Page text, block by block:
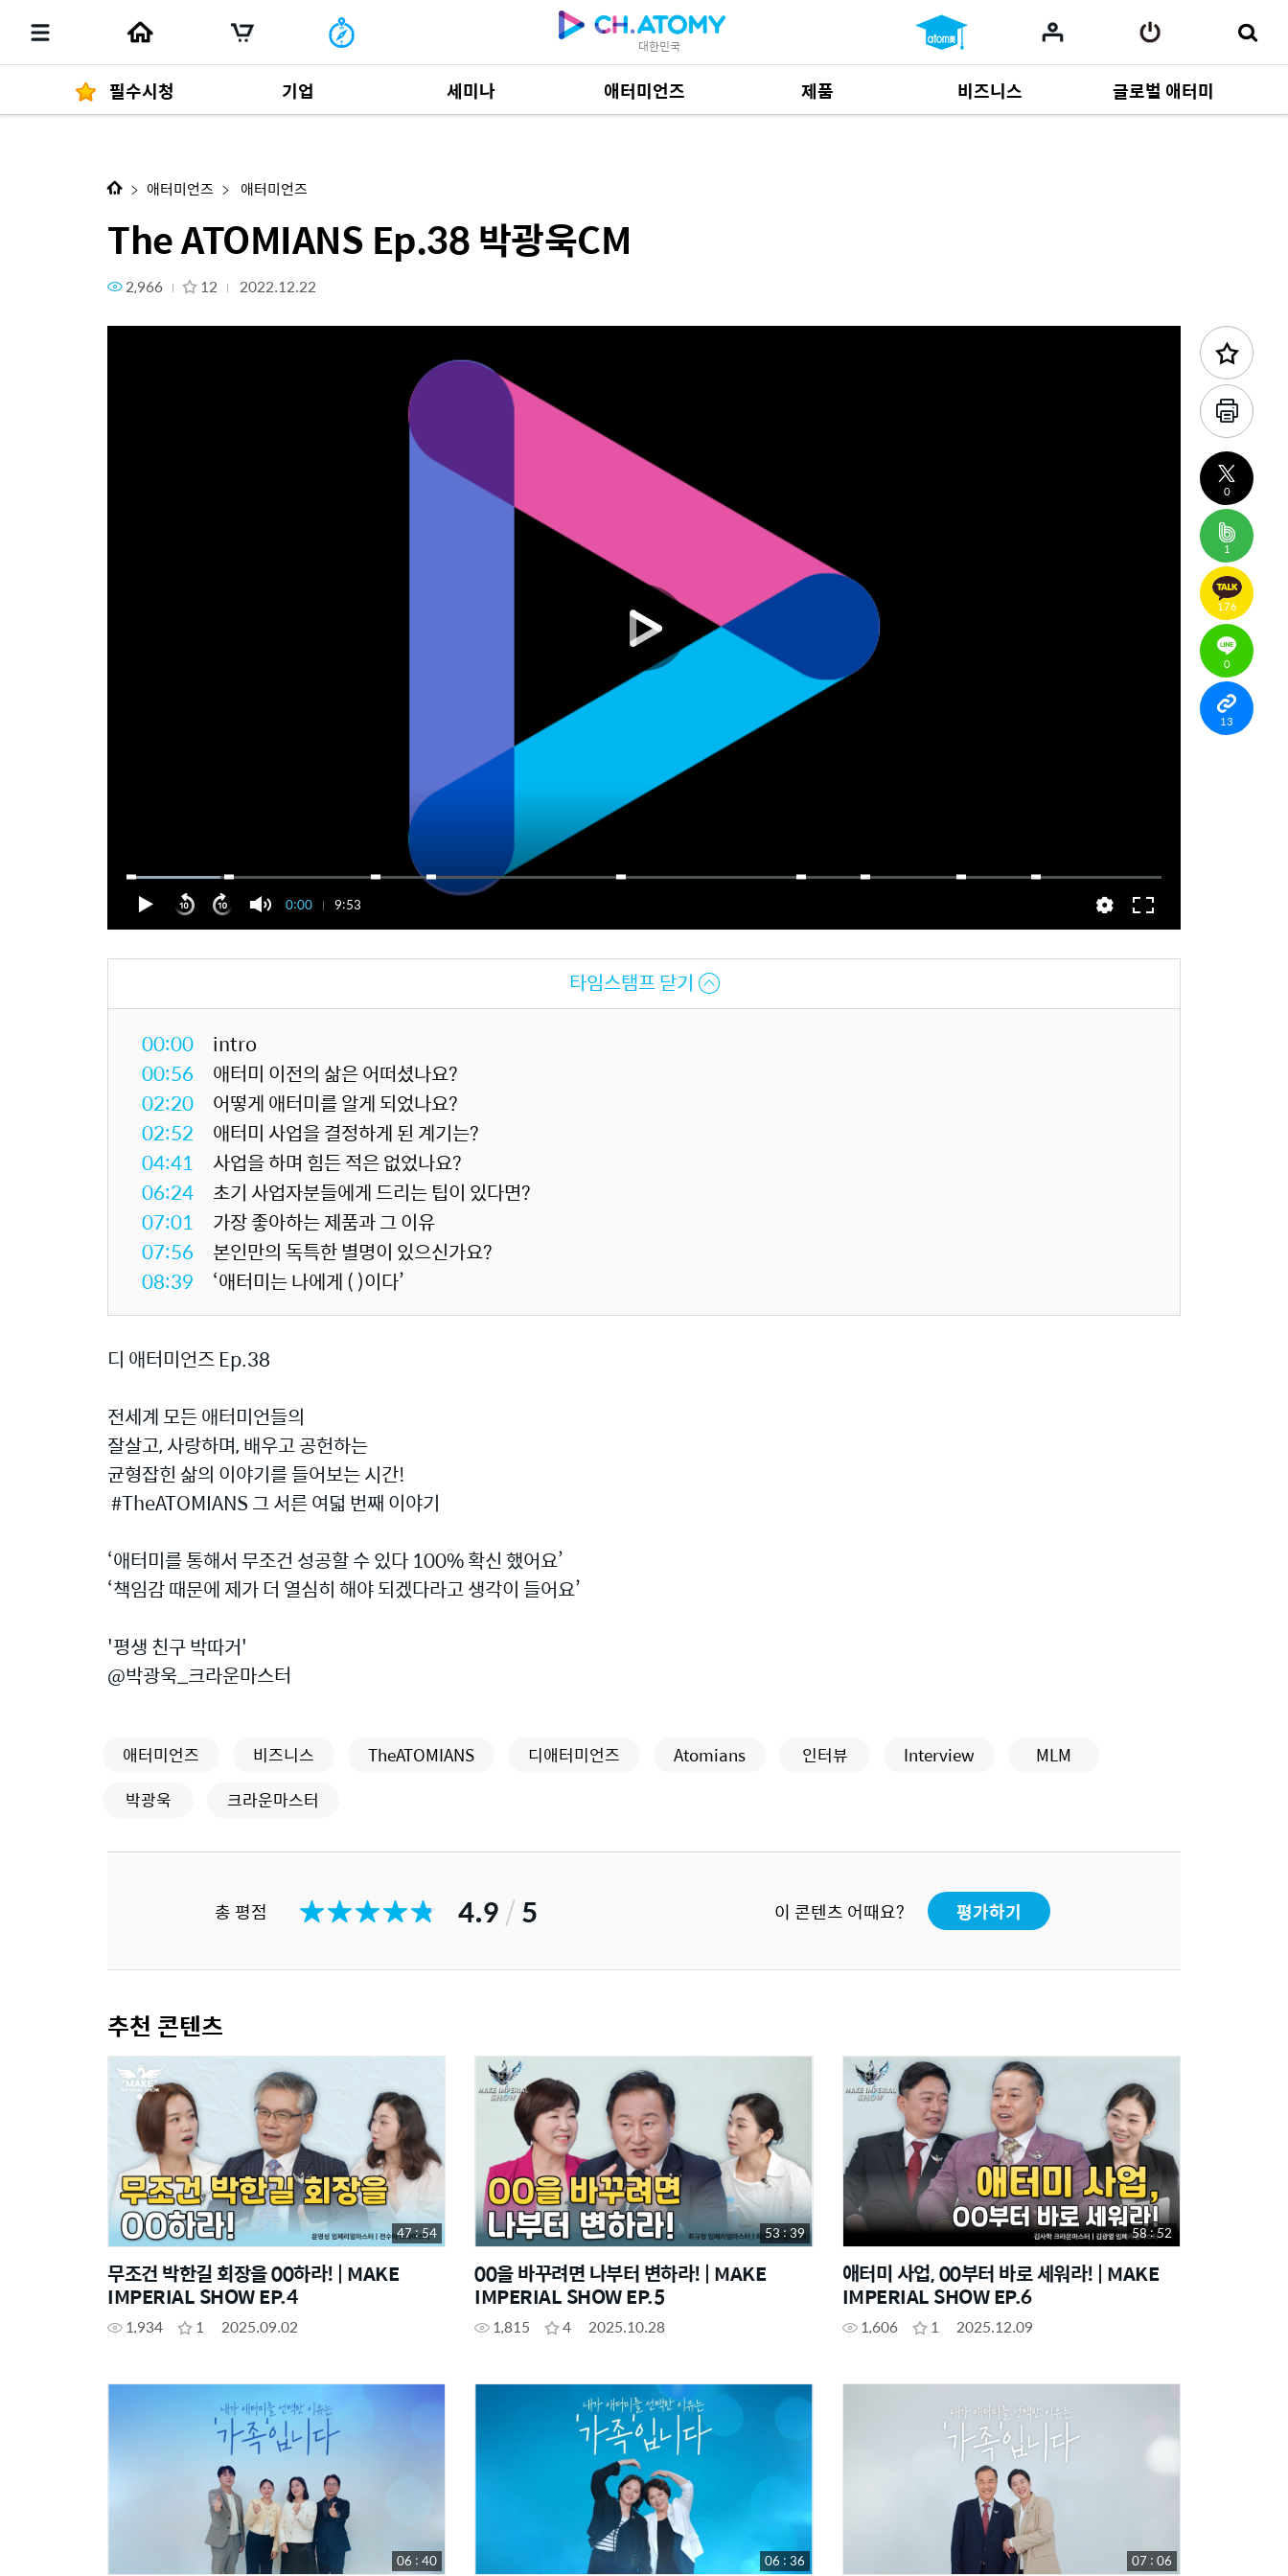
대한민국
필수시청 기업
경영자 메세지
세미나 애터미언즈 제품
제품 자료684
비즈니스
사업 자료165
글로벌 애터미
The ATOMIANS Ep.38 박광욱CM
다음 콘텐츠 이전 콘텐츠
애터미언즈 애터미언즈
The ATOMIANS Ep.38 박광욱CM
2,966 12 2022.12.22
0:00 9:53
타임스탬프 닫기
00:00
intro
00:56
애터미 이전의 삶은 어떠셨나요?
02:20
어떻게 애터미를 알게 되었나요?
02:52
애터미 사업을 결정하게 된 계기는?
04:41
사업을 하며 힘든 적은 없었나요?
06:24
초기 사업자분들에게 드리는 팁이 있다면?
07:01
가장 좋아하는 제품과 그 이유
07:56
본인만의 독특한 별명이 있으신가요?
08:39
‘애터미는 나에게 ( )이다’
디 애터미언즈 Ep.38
전세계 모든 애터미언들의
잘살고, 사랑하며, 배우고 공헌하는
균형잡힌 삶의 이야기를 들어보는 시간!
#TheATOMIANS 그 서른 여덟 번째 이야기
‘애터미를 통해서 무조건 성공할 수 있다 100% 확신 했어요’
‘책임감 때문에 제가 더 열심히 해야 되겠다라고 생각이 들어요’
'평생 친구 박따거'
@박광욱_크라운마스터
애터미언즈 비즈니스 TheATOMIANS 디애터미언즈 Atomians 인터뷰 Interview
MLM
박광욱
크라운마스터
총 평점 4.9/5 이 콘텐츠 어때요? 평가하기
추천 콘텐츠
무조건 박한길 회장을 00하라! | MAKE
IMPERIAL SHOW EP.4
1,934 1 2025.09.02
47 : 54
00을 바꾸려면 나부터 변하라! | MAKE
IMPERIAL SHOW EP.5
1,815 4 2025.10.28
53 : 39
애터미 사업, 00부터 바로 세워라! | MAKE
IMPERIAL SHOW EP.6
1,606 1 2025.12.09
58 : 52
06 : 40 06 : 36 07 : 06